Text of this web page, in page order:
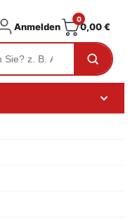
Anmelden
0
0,00€